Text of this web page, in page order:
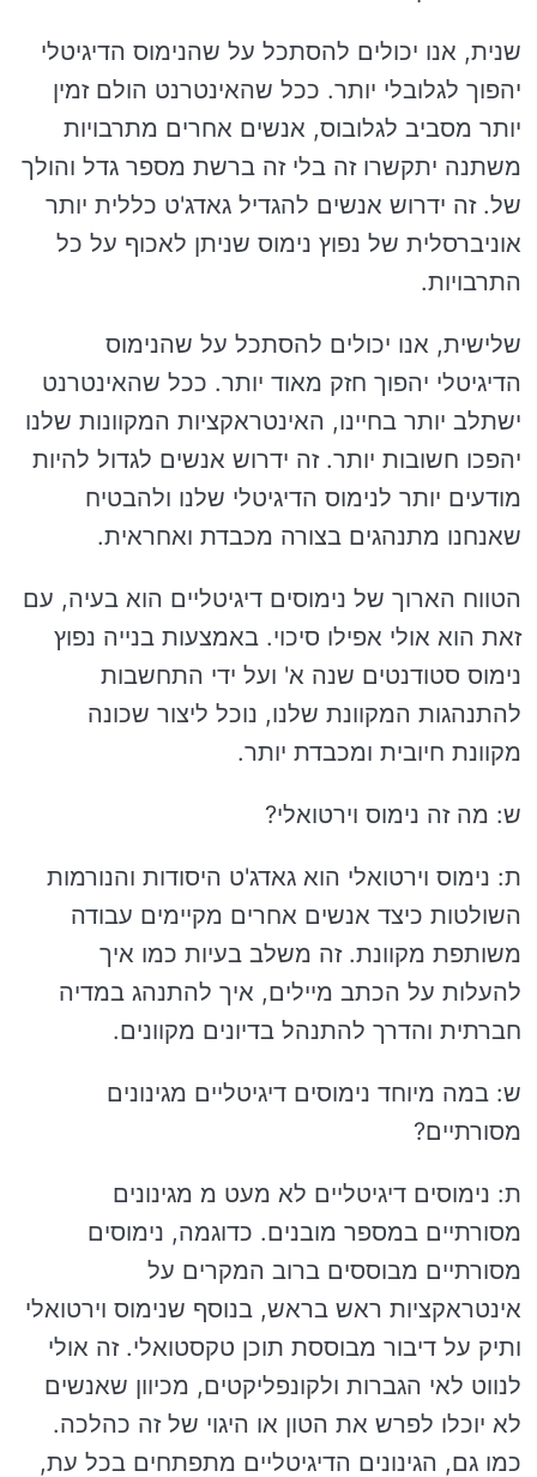
שנית, אנו יכולים להסתכל על שהנימוס הדיגיטלי
יהפוך לגלובלי יותר. ככל שהאינטרנט הולם זמין
יותר מסביב לגלובוס, אנשים אחרים מתרבויות
משתנה יתקשרו זה בלי זה ברשת מספר גדל והולך
של. זה ידרוש אנשים להגדיל גאדג'ט כללית יותר
אוניברסלית של נפוץ נימוס שניתן לאכוף על כל
התרבויות.
שלישית, אנו יכולים להסתכל על שהנימוס
הדיגיטלי יהפוך חזק מאוד יותר. ככל שהאינטרנט
ישתלב יותר בחיינו, האינטראקציות המקוונות שלנו
יהפכו חשובות יותר. זה ידרוש אנשים לגדול להיות
מודעים יותר לנימוס הדיגיטלי שלנו ולהבטיח
שאנחנו מתנהגים בצורה מכבדת ואחראית.
הטווח הארוך של נימוסים דיגיטליים הוא בעיה, עם
זאת הוא אולי אפילו סיכוי. באמצעות בנייה נפוץ
נימוס סטודנטים שנה א' ועל ידי התחשבות
להתנהגות המקוונת שלנו, נוכל ליצור שכונה
מקוונת חיובית ומכבדת יותר.
ש: מה זה נימוס וירטואלי?
ת: נימוס וירטואלי הוא גאדג'ט היסודות והנורמות
השולטות כיצד אנשים אחרים מקיימים עבודה
משותפת מקוונת. זה משלב בעיות כמו איך
להעלות על הכתב מיילים, איך להתנהג במדיה
חברתית והדרך להתנהל בדיונים מקוונים.
ש: במה מיוחד נימוסים דיגיטליים מגינונים
מסורתיים?
ת: נימוסים דיגיטליים לא מעט מ מגינונים
מסורתיים במספר מובנים. כדוגמה, נימוסים
מסורתיים מבוססים ברוב המקרים על
אינטראקציות ראש בראש, בנוסף שנימוס וירטואלי
ותיק על דיבור מבוססת תוכן טקסטואלי. זה אולי
לנווט לאי הגברות ולקונפליקטים, מכיוון שאנשים
לא יוכלו לפרש את הטון או היגוי של זה כהלכה.
כמו גם, הגינונים הדיגיטליים מתפתחים בכל עת,